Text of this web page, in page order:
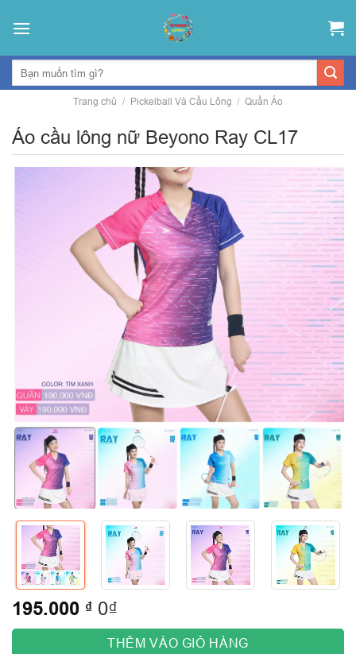
Trang chủ / Pickelball Và Cầu Lông / Quần Áo
Áo cầu lông nữ Beyono Ray CL17
195.000 ₫ 0₫
THÊM VÀO GIỎ HÀNG